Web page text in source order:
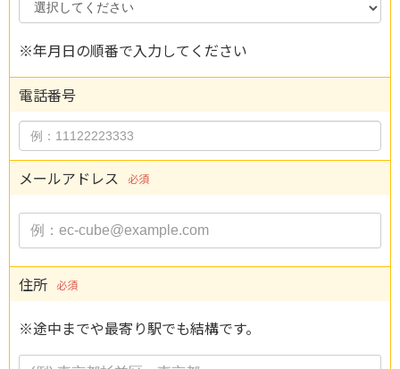
Day
※年月日の順番で入力してください
電話番号
メールアドレス 必須
住所 必須
※途中までや最寄り駅でも結構です。